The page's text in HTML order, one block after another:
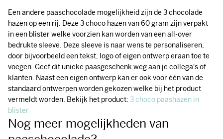
Een andere paaschocolade mogelijkheid zijn de 3 chocolade
hazen op een rij. Deze 3 choco hazen van 60 gram zijn verpakt
in een blister welke voorzien kan worden van een all-over
bedrukte sleeve. Deze sleeve is naar wens te personaliseren,
door bijvoorbeeld een tekst, logo of eigen ontwerp eraan toe te
voegen. Geef dit unieke paasgeschenk weg aan je collega's of
klanten. Naast een eigen ontwerp kan er ook voor één van de
standaard ontwerpen worden gekozen welke bij het product
vermeldt worden. Bekijk het product: 3 choco paashazen in
blister
Nog meer mogelijkheden van